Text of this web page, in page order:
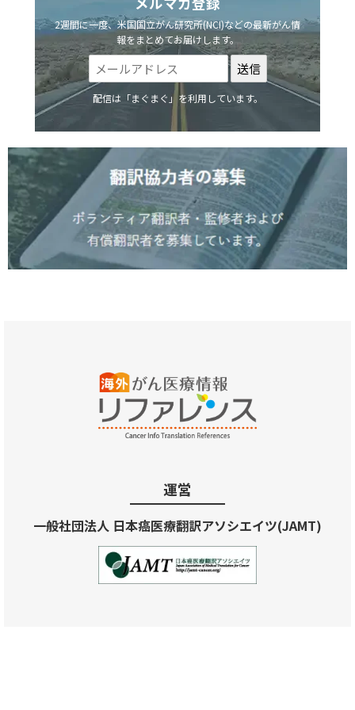
2週間に一度、米国国立がん研究所(NCI)などの最新がん情
報をまとめてお届けします。
配信は「まぐまぐ」を利用しています。
運営
一般社団法人 日本癌医療翻訳アソシエイツ(JAMT)